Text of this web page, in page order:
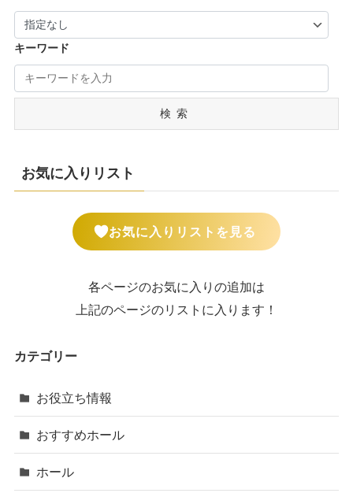
キーワード
検索
お気に入りリスト
お気に入りリストを見る
各ページのお気に入りの追加は
上記のページのリストに入ります！
カテゴリー
お役立ち情報
おすすめホール
ホール